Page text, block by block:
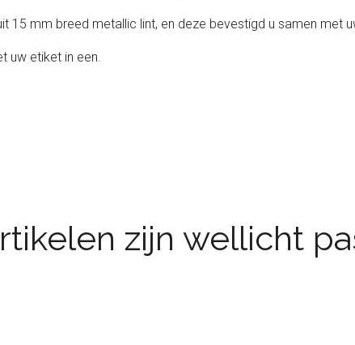
15 mm breed metallic lint, en deze bevestigd u samen met
uw etiket in een.
zijn wellicht